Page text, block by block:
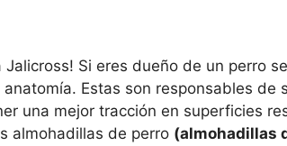
Jalicross! Si eres dueño de un perro
anatomía. Estas son responsables
una mejor tracción en superficies
almohadillas de perro (almohadillas